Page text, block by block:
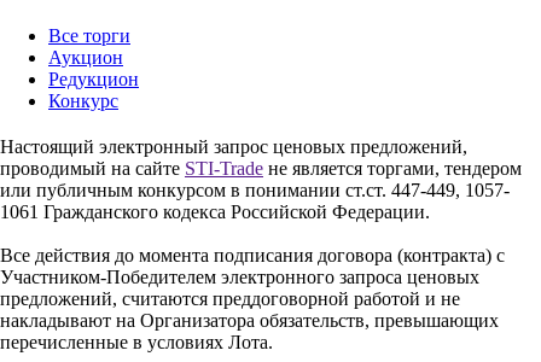
Все торги
Аукцион
Редукцион
Конкурс
Настоящий электронный запрос ценовых предложений,
проводимый на сайте STI-Trade не является торгами, тендером
или публичным конкурсом в понимании ст.ст. 447-449, 1057-
1061 Гражданского кодекса Российской Федерации.
Все действия до момента подписания договора (контракта) с
Участником-Победителем электронного запроса ценовых
предложений, считаются преддоговорной работой и не
накладывают на Организатора обязательств, превышающих
перечисленные в условиях Лота.